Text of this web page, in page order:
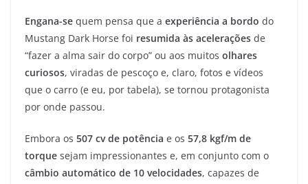
Engana-se quem pensa que a experiência a bordo do
Mustang Dark Horse foi resumida às acelerações de
“fazer a alma sair do corpo” ou aos muitos olhares
curiosos, viradas de pescoço e, claro, fotos e vídeos
que o carro (e eu, por tabela), se tornou protagonista
por onde passou.
Embora os 507 cv de potência e os 57,8 kgf/m de
torque sejam impressionantes e, em conjunto com o
câmbio automático de 10 velocidades, capazes de